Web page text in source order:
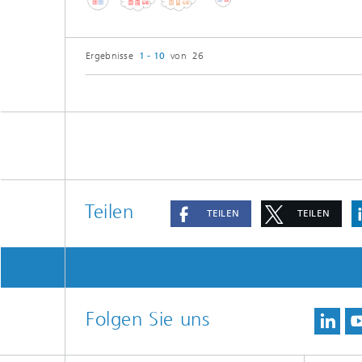
Ergebnisse 1 - 10 von 26
Teilen TEILEN TEILEN
Folgen Sie uns